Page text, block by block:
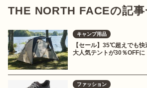
THE NORTH FACEの記事
キャンプ用品
【セール】35℃超えでも
大人気テントが30％OFFに
ファッション